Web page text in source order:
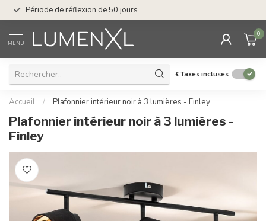
Période de réflexion de 50 jours
MENU
0
€Taxes incluses
Accueil / Plafonnier intérieur noir à 3 lumières - Finley
Plafonnier intérieur noir à 3 lumières -
Finley